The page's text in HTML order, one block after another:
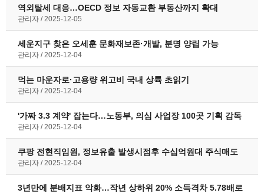
역외탈세 대응…OECD 정보 자동교환 부동산까지 확대
관리자 2025-12-05
세운지구 찾은 오세훈 문화재보존·개발, 분명 양립 가능
관리자 2025-12-04
먹는 마운자로·고용량 위고비 국내 상륙 초읽기
관리자 2025-12-04
'가짜 3.3 계약' 잡는다…노동부, 의심 사업장 100곳 기획 감독
관리자 2025-12-04
쿠팡 전현직임원, 정보유출 발생시점후 수십억원대 주식매도
관리자 2025-12-04
3년만에 분배지표 악화…작년 상하위 20% 소득격차 5.78배로